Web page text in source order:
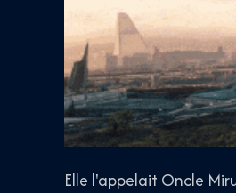
Elle l'appelait Oncle